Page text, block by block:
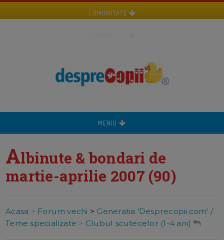
COMUNITATE
MENIU
Albinute & bondari de
martie-aprilie 2007 (90)
Acasa > Forum vechi > Generatia 'Desprecopii.com' /
Teme specializate > Clubul scutecelor (1-4 ani)